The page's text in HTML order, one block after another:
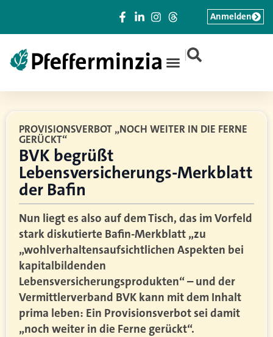
|
Anmelden
PROVISIONSVERBOT „NOCH WEITER IN DIE FERNE
GERÜCKT“
BVK begrüßt
Lebensversicherungs-Merkblatt
der Bafin
Nun liegt es also auf dem Tisch, das im Vorfeld
stark diskutierte Bafin-Merkblatt „zu
„wohlverhaltensaufsichtlichen Aspekten bei
kapitalbildenden
Lebensversicherungsprodukten“ – und der
Vermittlerverband BVK kann mit dem Inhalt
prima leben: Ein Provisionsverbot sei damit
„noch weiter in die Ferne gerückt“.